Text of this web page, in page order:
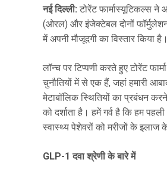
नई दिल्ली: टोरेंट फार्मास्यूटिकल्स
(ओरल) और इंजेक्टेबल दोनों
में अपनी मौजूदगी का विस्तार किया है।
लॉन्च पर टिप्पणी करते हुए टोरेंट
चुनौतियों में से एक हैं, जहां हमारी
मेटाबॉलिक स्थितियों का प्रबंधन
को दर्शाता है। हमें गर्व है कि हम
स्वास्थ्य पेशेवरों को मरीजों के
GLP-1 दवा श्रेणी के बारे में